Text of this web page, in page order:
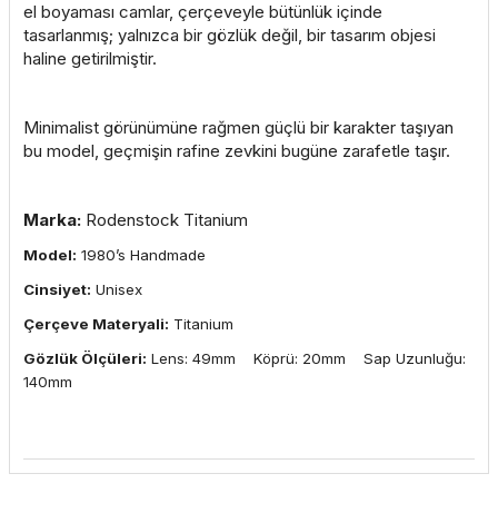
el boyaması camlar, çerçeveyle bütünlük içinde
tasarlanmış; yalnızca bir gözlük değil, bir tasarım objesi
haline getirilmiştir.
Minimalist görünümüne rağmen güçlü bir karakter taşıyan
bu model, geçmişin rafine zevkini bugüne zarafetle taşır.
Marka: Rodenstock Titanium
Model: 1980’s Handmade
Cinsiyet: Unisex
Çerçeve Materyali: Titanium
Gözlük Ölçüleri: Lens: 49mm Köprü: 20mm Sap Uzunluğu:
140mm